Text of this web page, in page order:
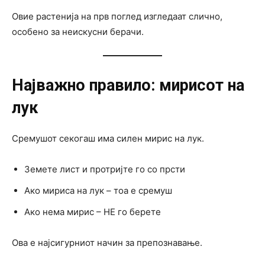
Овие растенија на прв поглед изгледаат слично,
особено за неискусни берачи.
Најважно правило: мирисот на
лук
Сремушот секогаш има силен мирис на лук.
Земете лист и протријте го со прсти
Ако мириса на лук – тоа е сремуш
Ако нема мирис – НЕ го берете
Ова е најсигурниот начин за препознавање.